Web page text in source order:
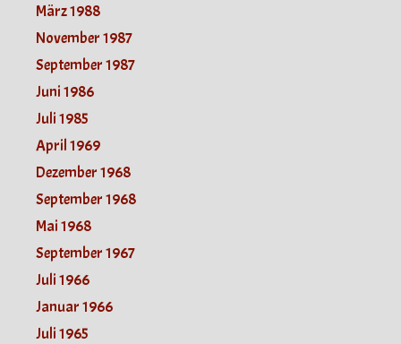
März 1988
November 1987
September 1987
Juni 1986
Juli 1985
April 1969
Dezember 1968
September 1968
Mai 1968
September 1967
Juli 1966
Januar 1966
Juli 1965